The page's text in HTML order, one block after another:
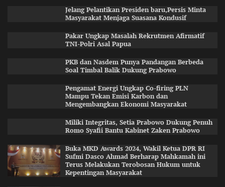
Jelang Pelantikan Presiden baru,Persis Minta
Masyarakat Menjaga Suasana Kondusif
Pakar Ungkap Masalah Rekrutmen Afirmatif
TNI-Polri Asal Papua
PKB dan Nasdem Punya Pandangan Berbeda
Soal Timbal Balik Dukung Prabowo
Pengamat Energi Ungkap Co-firing PLN
Mampu Tekan Emisi Karbon dan
Mengembangkan Ekonomi Masyarakat
Miliki Integritas, Setia Prabowo Dukung Penuh
Romo Syafii Bantu Kabinet Zaken Prabowo
Buka MKD Awards 2024, Wakil Ketua DPR RI
Sufmi Dasco Ahmad Berharap Mahkamah ini
Terus Melakukan Terobosan Hukum untuk
Kepentingan Masyarakat